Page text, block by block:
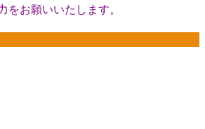
をお願いいたします。